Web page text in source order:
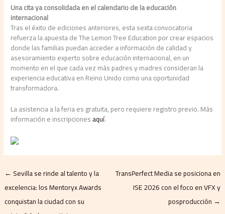
Una cita ya consolidada en el calendario de la educación
internacional
Tras el éxito de ediciones anteriores, esta sexta convocatoria
refuerza la apuesta de The Lemon Tree Education por crear espacios
donde las familias puedan acceder a información de calidad y
asesoramiento experto sobre educación internacional, en un
momento en el que cada vez más padres y madres consideran la
experiencia educativa en Reino Unido como una oportunidad
transformadora.
La asistencia a la feria es gratuita, pero requiere registro previo. Más
información e inscripcionesaquí.
← Sevilla se rinde al talento y la
excelencia: los Mentoryx Awards
conquistan la ciudad con su
TransPerfect Media se posiciona en
ISE 2026 con el foco en VFX y
posproducción →